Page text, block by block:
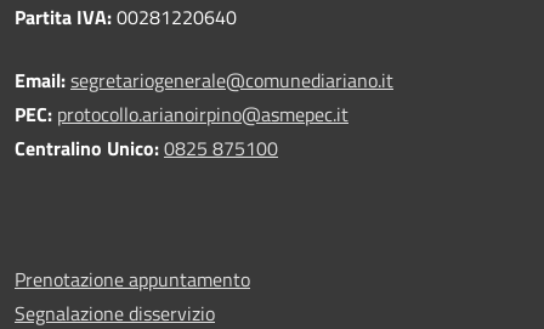
Partita IVA:00281220640
Email:segretariogenerale@comunediariano.it
PEC: protocollo.arianoirpino@asmepec.it
Centralino Unico:0825 875100
Prenotazione appuntamento
Segnalazione disservizio